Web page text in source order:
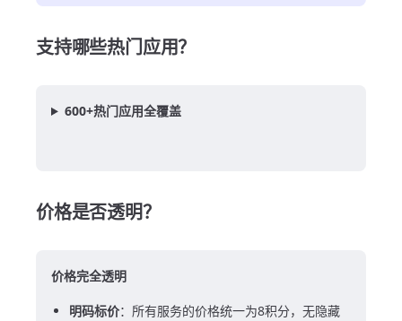
支持哪些热门应用？
600+热门应用全覆盖
价格是否透明？
价格完全透明
明码标价：所有服务的价格统一为8积分，无隐藏